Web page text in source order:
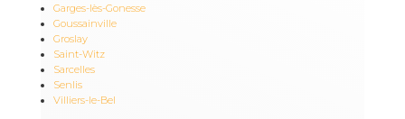
Garges-lès-Gonesse
Goussainville
Groslay
Saint-Witz
Sarcelles
Senlis
Villiers-le-Bel